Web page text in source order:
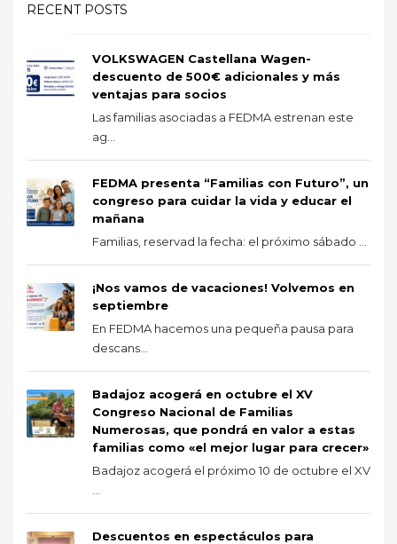
RECENT POSTS
VOLKSWAGEN Castellana Wagen-
descuento de 500€ adicionales y más
ventajas para socios
Las familias asociadas a FEDMA estrenan este
ag...
FEDMA presenta “Familias con Futuro”, un
congreso para cuidar la vida y educar el
mañana
Familias, reservad la fecha: el próximo sábado ...
¡Nos vamos de vacaciones! Volvemos en
septiembre
En FEDMA hacemos una pequeña pausa para
descans...
Badajoz acogerá en octubre el XV
Congreso Nacional de Familias
Numerosas, que pondrá en valor a estas
familias como «el mejor lugar para crecer»
Badajoz acogerá el próximo 10 de octubre el XV
Descuentos en espectáculos para